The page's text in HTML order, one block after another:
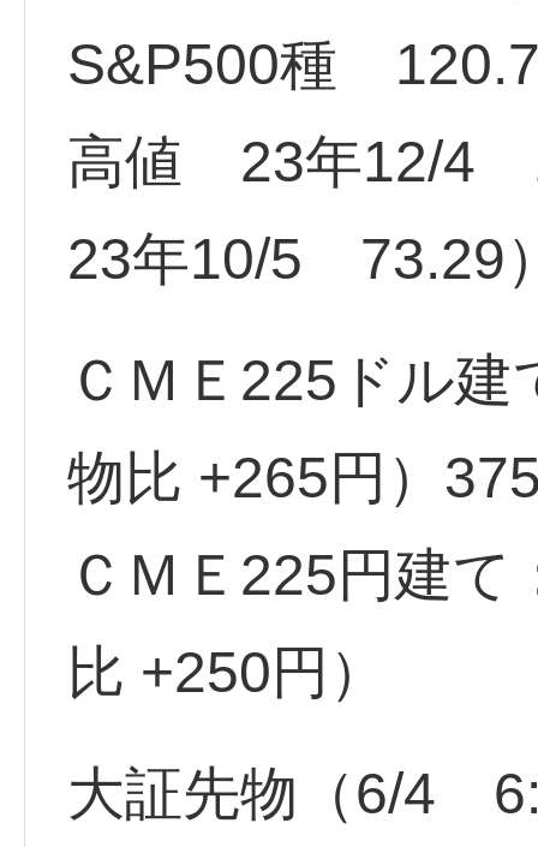
S&P500種
高値 23年12/
23年10/5 73.29
ＣＭＥ225ドル
物比 +265円）
ＣＭＥ225円建
比 +250円）
大証先物（6/4